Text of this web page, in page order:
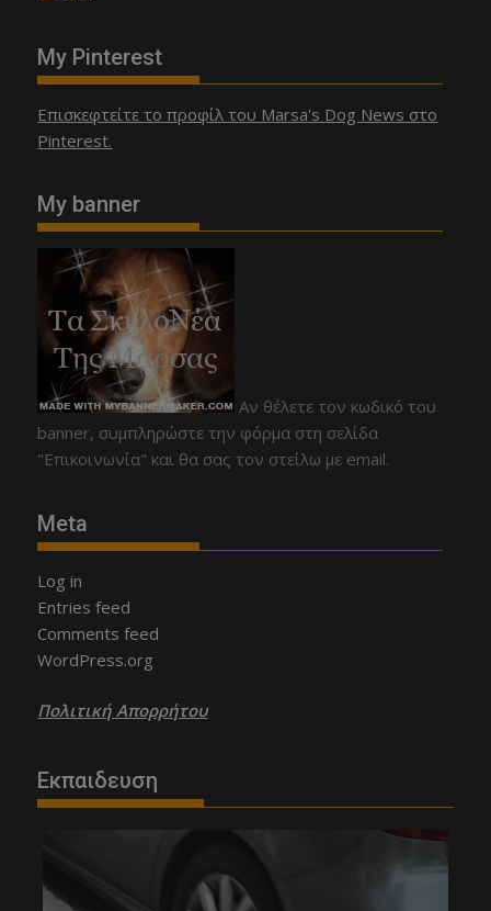
My Pinterest
Επισκεφτείτε το προφίλ του Marsa's Dog News στο
Pinterest.
My banner
Αν θέλετε τον κωδικό του
banner, συμπληρώστε την φόρμα στη σελίδα
"Επικοινωνία" και θα σας τον στείλω με email.
Meta
Log in
Entries feed
Comments feed
WordPress.org
Πολιτική Απορρήτου
Εκπαιδευση